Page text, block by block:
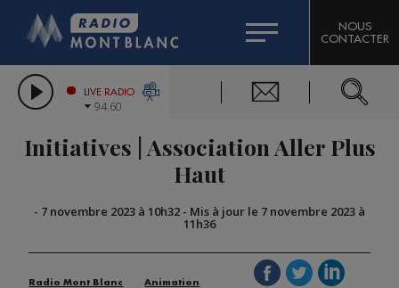
LES CHRONIQUES DE L'EXPERT
CITIZEN MACHINERY
GRAND MASSIF DOMAINES SKIABLES
BIGARD
COMPAGNIE DU MONT-BLANC
NOUS
CONTACTER
LIVE RADIO
94.60
Initiatives | Association Aller Plus
Haut
- 7 novembre 2023 à 10h32 - Mis à jour le 7 novembre 2023 à
11h36
Radio Mont Blanc
Animation